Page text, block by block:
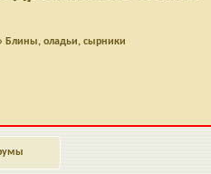
Блины, оладьи, сырники